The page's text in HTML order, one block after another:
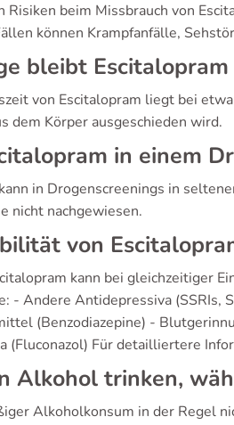
Risiken beim Missbrauch von
können Krampfanfälle,
bleibt Escitalopram
von Escitalopram liegt bei
dem Körper ausgeschieden wird.
in einem
in Drogenscreenings in
nicht nachgewiesen.
von
kann bei gleichzeitiger
- Andere Antidepressiva (SSRIs,
(Benzodiazepine) -
(Fluconazol) Für detailliertere
Alkohol trinken,
Alkoholkonsum in der Regel